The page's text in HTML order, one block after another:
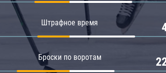
Штрафное время
Броски по воротам